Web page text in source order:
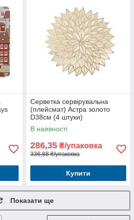
Серветка сервірувальна
(плейсмат) Астра золото
D38см (4 штуки)
В наявності
286,35 ₴/упаковка
336,88 ₴/упаковка
Купити
Показати ще